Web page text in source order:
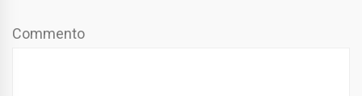
Commento